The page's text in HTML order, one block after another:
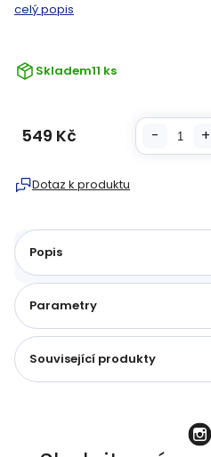
Skladem11 ks
celý popis
Dotaz k produktu
549 Kč
Popis
Parametry
Související produkty